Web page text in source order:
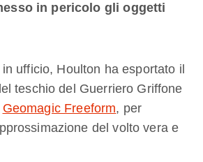
in pericolo gli oggetti
ufficio, Houlton ha esportato il
teschio del Guerriero Griffone
Geomagic Freeform, per
del volto vera e